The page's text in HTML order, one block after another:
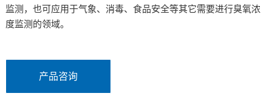
监测，也可应⽤于⽓象、消毒、⻝品安全等其它需要进⾏臭氧浓
度监测的领域。
产品咨询